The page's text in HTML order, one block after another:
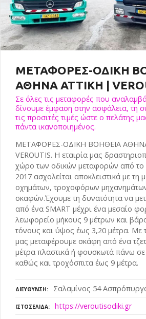
ΜΕΤΑΦΟΡΕΣ-ΟΔΙΚΗ
ΑΘΗΝΑ ΑΤΤΙΚΗ |
Σε όλες τις μεταφορές που
δίνουμε έμφαση στην ασφάλεια, τη
τις προσιτές τιμές ώστε ο πελάτης
πάντα ικανοποιημένος.
ΜΕΤΑΦΟΡΕΣ-ΟΔΙΚΗ ΒΟΗΘΕΙΑ
VEROUTIS. Η εταιρία μας
χώρο των οδικών μεταφορών από το
2017 ασχολείται αποκλειστικά με τη
οχημάτων, τροχοφόρων
σκαφών.Έχουμε τη δυνατότητα να
από ένα SMART μέχρι ένα μεσαίο
λεωφορείο μήκους 9 μέτρων και
τόνους και ύψος έως 3,20 μέτρα. Με
μας μεταφέρουμε σκάφη από ένα
μέτρα πλαστικά ή φουσκωτά πάνω σε
καθώς και τροχόσπιτα έως 9 μέτρα.
ΔΙΕΎΘΥΝΣΗ Σαλαμίνος 54
ΙΣΤΟΣΕΛΊΔΑ https://veroutisodiki.gr